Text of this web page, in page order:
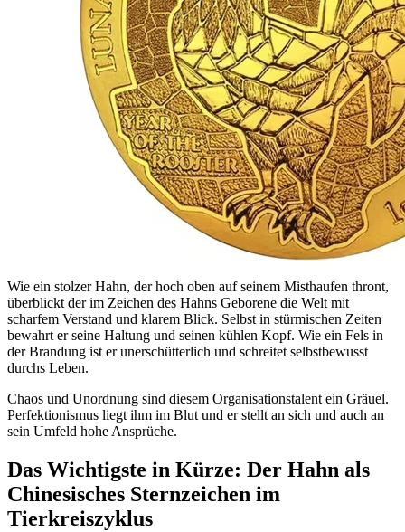
Wie ein stolzer Hahn, der hoch oben auf seinem Misthaufen thront,
überblickt der im Zeichen des Hahns Geborene die Welt mit
scharfem Verstand und klarem Blick. Selbst in stürmischen Zeiten
bewahrt er seine Haltung und seinen kühlen Kopf. Wie ein Fels in
der Brandung ist er unerschütterlich und schreitet selbstbewusst
durchs Leben.
Chaos und Unordnung sind diesem Organisationstalent ein Gräuel.
Perfektionismus liegt ihm im Blut und er stellt an sich und auch an
sein Umfeld hohe Ansprüche.
Das Wichtigste in Kürze: Der Hahn als
Chinesisches Sternzeichen im
Tierkreiszyklus